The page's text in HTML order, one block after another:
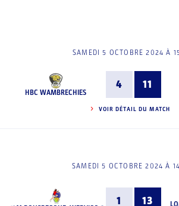
SAMEDI 5 OCTOBRE 2024 À
HBC WAMBRECHIES
4 11
VOIR DÉTAIL DU MATCH
SAMEDI 5 OCTOBRE 2024 À
1 13